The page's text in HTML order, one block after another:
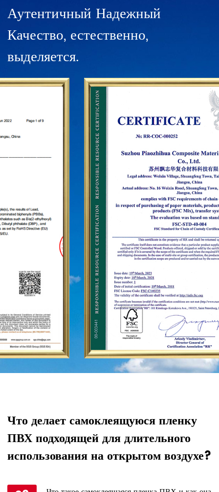
В Китае существуют сети прямых продаж в Шанхае,
Гуанчжоу, Чанше, Пекине и десятки франчайзинговых
сетей. Для дальнейшего утверждения статуса бренда
«PUODEHUA» на международной арене мы создали
маркетинговую сеть в десятках стран и регионов, таких
как США, Германия, Япония, Южная Корея, Бразилия,
Мексика, Россия, Ближний Восток. и так далее, охватывая
Азию, Европу, Америку, Африку и другие регионы, и
стали долгосрочным стабильным поставщиком.
Аутентичный Надежный
Качество, естественно,
выделяется.
Что делает самоклеящуюся пленку
ПВХ подходящей для длительного
использования на открытом воздухе?